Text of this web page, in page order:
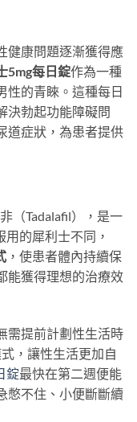
健康問題逐漸獲得應
5mg每日錠作為一種
性的青睞。這種每日
決勃起功能障礙問
道症狀，為患者提供
（Tadalafil），是一
的犀利士不同，
，使患者體內持續保
能獲得理想的治療效
需提前計劃性生活時
，讓性生活更加自
錠最快在第二週便能
憋不住、小便斷斷續